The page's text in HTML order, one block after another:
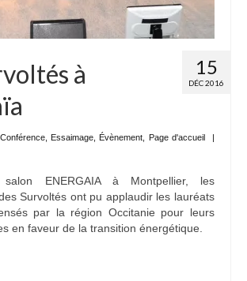
15
DÉC 2016
à
Conférence, Essaimage Évènement Page d'accueil
|
ENERGAIA à Montpellier, les
Survoltés ont pu applaudir les lauréats
par la région Occitanie pour leurs
en faveur de la transition énergétique.